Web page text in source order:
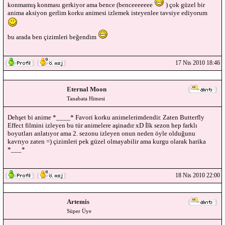
konmamış konması gerkiyor ama bence (benceeeeeee
) çok güzel bir
anima aksiyon gerlim korku animesi izlemek isteyenlee tavsiye ediyorum
bu arada ben çizimleri beğendim
17 Nis 2010 18:46
Eternal Moon
Tanabata Himesi
Dehşet bi anime *____* Favori korku animelerimdendir. Zaten Butterfly
Effect filmini izleyen bu tür animelere aşinadır xD İlk sezon hep farklı
boyutları anlatıyor ama 2. sezonu izleyen onun neden öyle olduğunu
kavrıyo zaten =) çizimleri pek güzel olmayabilir ama kurgu olarak harika
*___*
18 Nis 2010 22:00
Artemis
Süper Üye